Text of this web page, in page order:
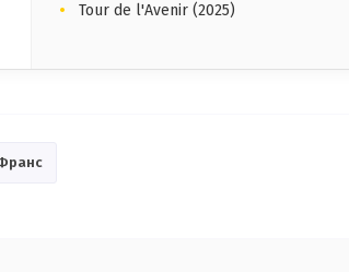
Tour de l'Avenir (2025)